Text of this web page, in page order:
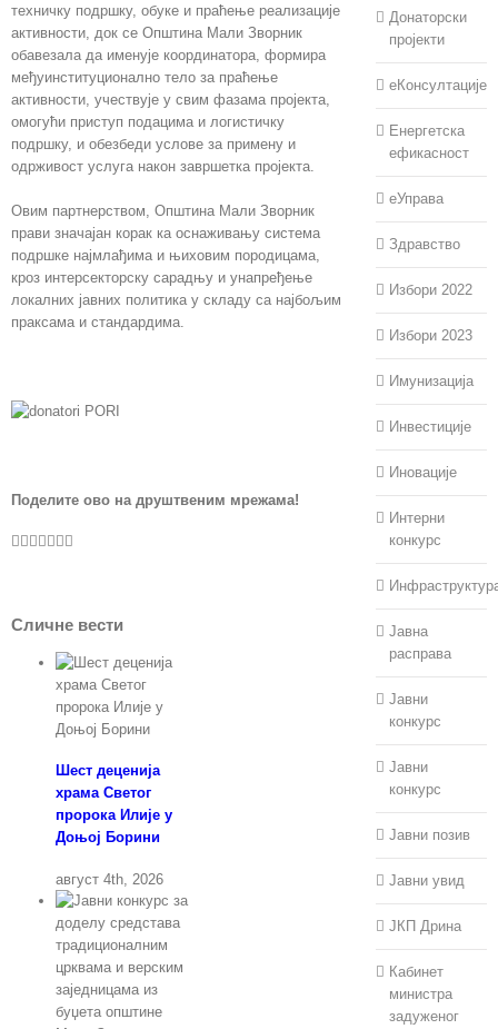
техничку подршку, обуке и праћење реализације
активности, док се Општина Мали Зворник
обавезала да именује координатора, формира
међуинституционално тело за праћење
активности, учествује у свим фазама пројекта,
омогући приступ подацима и логистичку
подршку, и обезбеди услове за примену и
одрживост услуга након завршетка пројекта.
Овим партнерством, Општина Мали Зворник
прави значајан корак ка оснаживању система
подршке најмлађима и њиховим породицама,
кроз интерсекторску сарадњу и унапређење
локалних јавних политика у складу са најбољим
праксама и стандардима.
Поделите ово на друштвеним мрежама!
Facebook
Twitter
LinkedIn
WhatsApp
Pinterest
Vk
Сличне вести
Шест деценија
храма Светог
пророка Илије у
Доњој Борини
август 4th, 2026
Донаторски
пројекти
еКонсултације
Енергетска
ефикасност
еУправа
Здравство
Избори 2022
Избори 2023
Имунизација
Инвестиције
Иновације
Интерни
конкурс
Јавна
расправа
Јавни
конкурс
Јавни
конкурс
Јавни позив
Јавни увид
ЈКП Дрина
Кабинет
министра
задуженог